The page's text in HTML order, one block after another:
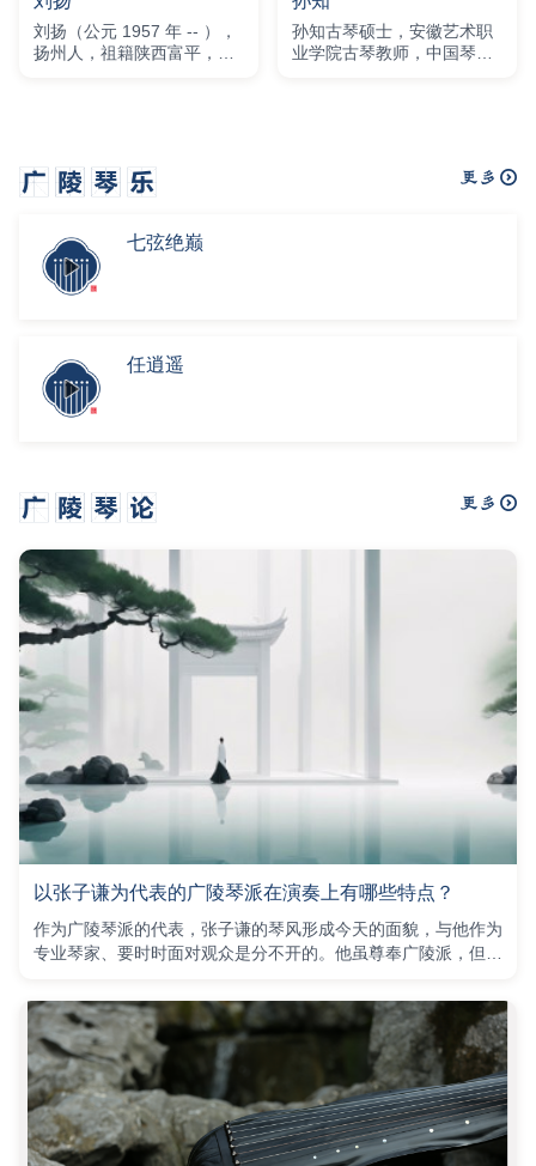
刘扬（公元 1957 年 -- ），
扬州人，祖籍陕西富平，现
孙知古琴硕士，安徽艺术职
业学院古琴教师，中国琴会
七弦绝巅
任逍遥
以张子谦为代表的广陵琴派在演奏上有哪些特点？
作为广陵琴派的代表，张子谦的琴风形成今天的面貌，与他作为
专业琴家、要时时面对观众是分不开的。他虽尊奉广陵派，但在